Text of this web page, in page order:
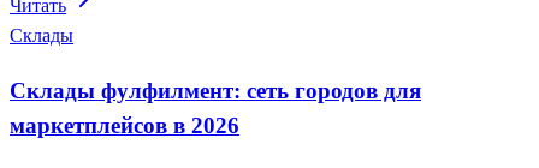
Читать
Склады
Склады фулфилмент: сеть городов для
маркетплейсов в 2026